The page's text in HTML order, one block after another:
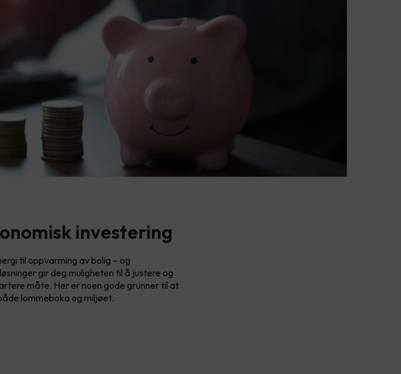
investering
til oppvarming av bolig – og
gir deg muligheten til å justere og
måte. Her er noen gode grunner til at
lommeboka og miljøet.